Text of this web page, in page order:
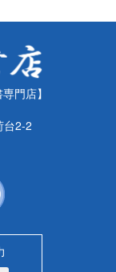
門店】
台2-2